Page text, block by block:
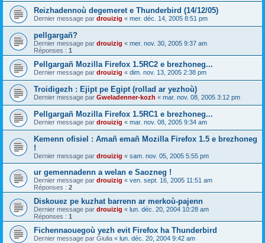
Reizhadennoù degemeret e Thunderbird (14/12/05)
Dernier message par drouizig « mer. déc. 14, 2005 8:51 pm
pellgargañ?
Dernier message par drouizig « mer. nov. 30, 2005 9:37 am
Réponses : 1
Pellgargañ Mozilla Firefox 1.5RC2 e brezhoneg...
Dernier message par drouizig « dim. nov. 13, 2005 2:38 pm
Troidigezh : Ejipt pe Egipt (rollad ar yezhoù)
Dernier message par Gweladenner-kozh « mar. nov. 08, 2005 3:12 pm
Pellgargañ Mozilla Firefox 1.5RC1 e brezhoneg...
Dernier message par drouizig « mar. nov. 08, 2005 9:34 am
Kemenn ofisiel : Amañ emañ Mozilla Firefox 1.5 e brezhoneg
!
Dernier message par drouizig « sam. nov. 05, 2005 5:55 pm
ur gemennadenn a welan e Saozneg !
Dernier message par drouizig « ven. sept. 16, 2005 11:51 am
Réponses : 2
Diskouez pe kuzhat barrenn ar merkoù-pajenn
Dernier message par drouizig « lun. déc. 20, 2004 10:28 am
Réponses : 1
Fichennaouegoù yezh evit Firefox ha Thunderbird
Dernier message par Giulia « lun. déc. 20, 2004 9:42 am